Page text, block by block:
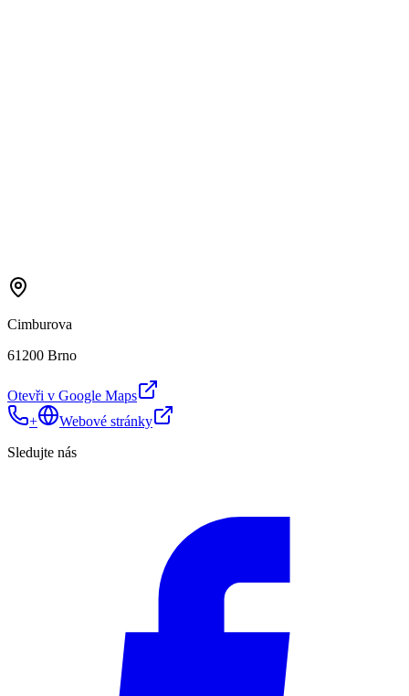
Cimburova
61200 Brno
Otevři v Google Maps
+
Webové stránky
Sledujte nás